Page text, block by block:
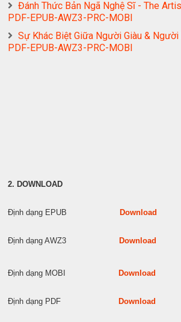
Đánh Thức Bản Ngã Nghệ Sĩ - The
PDF-EPUB-AWZ3-PRC-MOBI
Sự Khác Biệt Giữa Người Giàu &
PDF-EPUB-AWZ3-PRC-MOBI
2. DOWNLOAD
Định dạng EPUB Download
Định dạng AWZ3 Download
Định dạng MOBI Download
Định dạng PDF Download